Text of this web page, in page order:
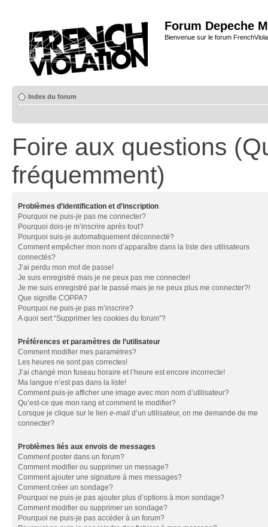
Forum Depeche
Bienvenue sur le forum
Index du forum
Foire aux questions
fréquemment)
Problèmes d’identification et d’inscription
Pourquoi ne puis-je pas me connecter?
Pourquoi dois-je m’inscrire après tout?
Pourquoi suis-je automatiquement déconnecté?
Comment empêcher mon nom d’apparaître dans la liste des utilisateurs
connectés?
J’ai perdu mon mot de passe!
Je suis enregistré mais je ne peux pas me connecter!
Je me suis enregistré par le passé mais je ne peux plus me connecter?!
Que signifie COPPA?
Pourquoi ne puis-je pas m’inscrire?
A quoi sert “Supprimer les cookies du forum”?
Préférences et paramètres de l’utilisateur
Comment modifier mes paramètres?
Les heures ne sont pas correctes!
J’ai changé mon fuseau horaire et l’heure est encore incorrecte!
Ma langue n’est pas dans la liste!
Comment puis-je afficher une image avec mon nom d’utilisateur?
Qu’est-ce que mon rang et comment le modifier?
Lorsque je clique sur le lien e-mail d’un utilisateur, on me demande de me
connecter?
Problèmes liés aux envois de messages
Comment poster dans un forum?
Comment modifier ou supprimer un message?
Comment ajouter une signature à mes messages?
Comment créer un sondage?
Pourquoi ne puis-je pas ajouter plus d’options à mon sondage?
Comment modifier ou supprimer un sondage?
Pourquoi ne puis-je pas accéder à un forum?